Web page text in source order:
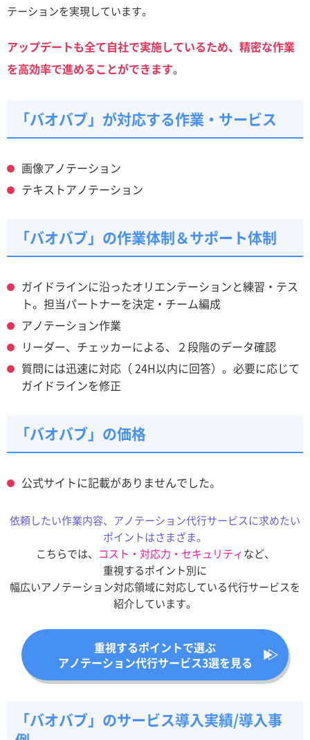
テーションを実現しています。
アップデートも全て自社で実施しているため、精密な作業
を高効率で進めることができます。
「バオバブ」が対応する作業・サービス
画像アノテーション
テキストアノテーション
「バオバブ」の作業体制＆サポート体制
ガイドラインに沿ったオリエンテーションと練習・テス
ト。担当パートナーを決定・チーム編成
アノテーション作業
リーダー、チェッカーによる、２段階のデータ確認
質問には迅速に対応（ 24H以内に回答）。必要に応じて
ガイドラインを修正
「バオバブ」の価格
公式サイトに記載がありませんでした。
依頼したい作業内容、アノテーション代行サービスに求めたい
ポイントはさまざま。
こちらでは、
コスト・対応力・セキュリティなど、
重視するポイント別に
幅広いアノテーション対応領域に対応している代行サービスを
紹介しています。
重視するポイントで選ぶ
アノテーション代行サービス3選を見る
「バオバブ」のサービス導入実績/導入事